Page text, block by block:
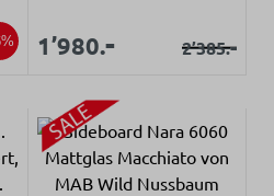
Verkaufspreis:
1’980.- Regulärer
2’385.-